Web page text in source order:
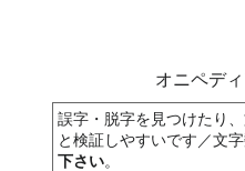
オニペデ
誤字・脱字を見つけたり
と検証しやすいです／文
下さい。